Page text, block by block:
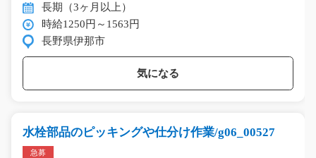
長期（3ヶ月以上）
時給1250円～1563円
長野県伊那市
気になる
水栓部品のピッキングや仕分け作業/g06_00527
急募